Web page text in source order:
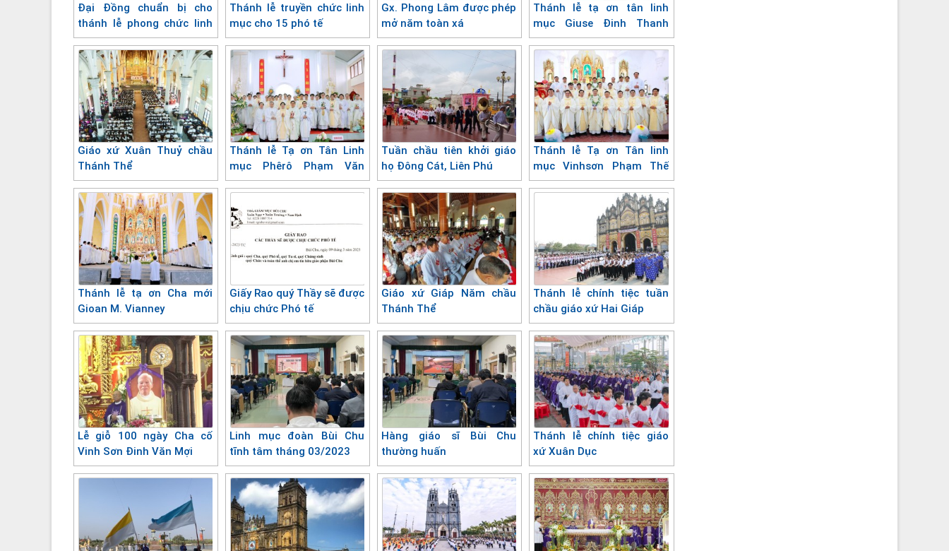
Đại Đồng chuẩn bị cho
thánh lễ phong chức linh
mục
Thánh lễ truyền chức linh
mục cho 15 phó tế
Gx. Phong Lâm được phép
mở năm toàn xá
Thánh lễ tạ ơn tân linh
mục Giuse Đinh Thanh
Bình
Giáo xứ Xuân Thuỷ chầu
Thánh Thể
Thánh lễ Tạ ơn Tân Linh
mục Phêrô Phạm Văn
Tùng
Tuần chầu tiên khởi giáo
họ Đông Cát, Liên Phú
Thánh lễ Tạ ơn Tân linh
mục Vinhsơn Phạm Thế
Viết
Thánh lễ tạ ơn Cha mới
Gioan M. Vianney
Giấy Rao quý Thầy sẽ được
chịu chức Phó tế
Giáo xứ Giáp Năm chầu
Thánh Thể
Thánh lễ chính tiệc tuần
chầu giáo xứ Hai Giáp
Lễ giỗ 100 ngày Cha cố
Vinh Sơn Đinh Văn Mợi
Linh mục đoàn Bùi Chu
tĩnh tâm tháng 03/2023
Hàng giáo sĩ Bùi Chu
thường huấn
Thánh lễ chính tiệc giáo
xứ Xuân Dục